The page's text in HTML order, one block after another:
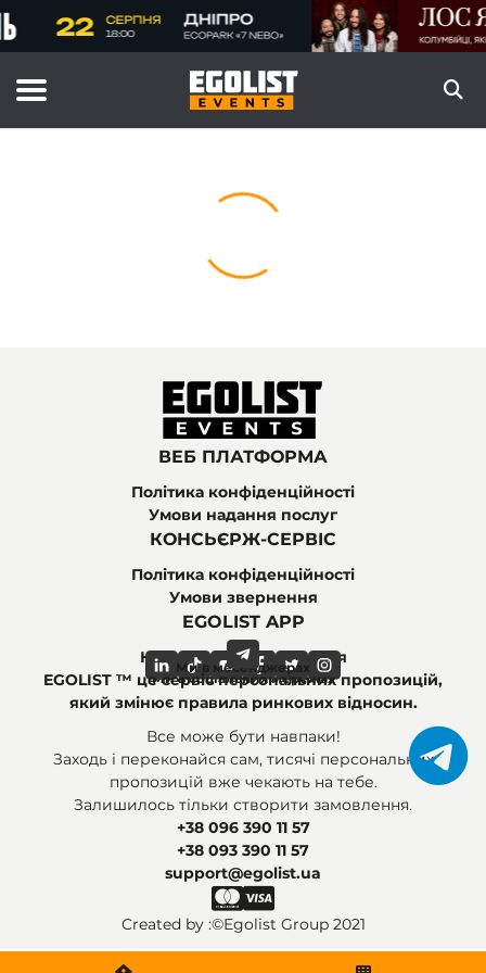
ВЕБ ПЛАТФОРМА
Політика конфіденційності
Умови надання послуг
КОНСЬЄРЖ-СЕРВІС
Політика конфіденційності
Умови звернення
EGOLIST APP
Найпоширеніші питання
Ми в соціальних мережах
Ми в месенджерах
EGOLIST ™ це сервіс персональних пропозицій,
який змінює правила ринкових відносин.
Все може бути навпаки!
Заходь і переконайся сам, тисячі персональних
пропозицій вже чекають на тебе.
Залишилось тільки створити замовлення.
+38 096 390 11 57
+38 093 390 11 57
support@egolist.ua
Created by :©Egolist Group 2021